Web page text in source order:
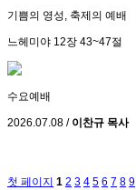
기쁨의 영성, 축제의 예배
느헤미야 12장 43~47절
수요예배
2026.07.08 / 이찬규 목사
첫 페이지 1 2 3 4 5 6 7 8 9